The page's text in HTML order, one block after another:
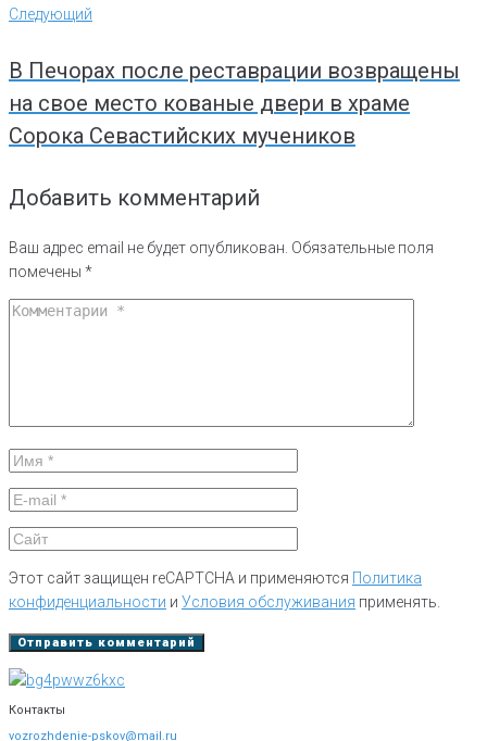
Следующий
Следующий
В Печорах после реставрации возвращены
на свое место кованые двери в храме
Сорока Севастийских мучеников
Добавить комментарий
Ваш адрес email не будет опубликован. Обязательные поля
помечены *
Этот сайт защищен reCAPTCHA и применяются Политика
конфиденциальности и Условия обслуживания применять.
Контакты
vozrozhdenie-pskov@mail.ru